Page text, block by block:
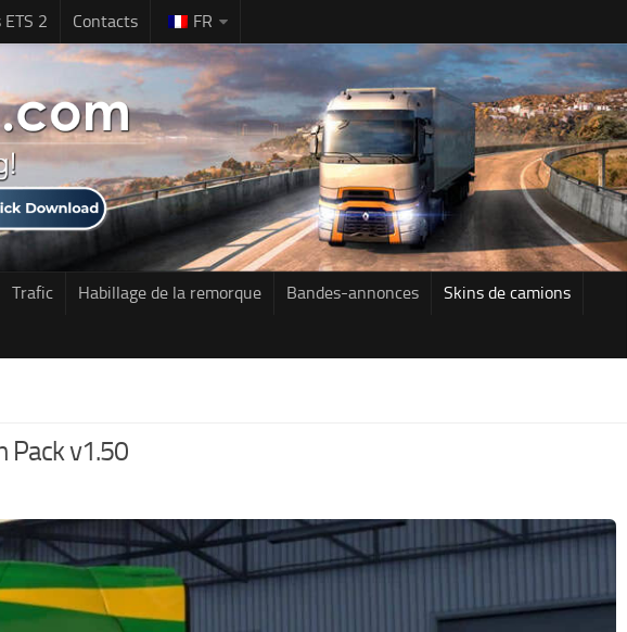
2 Contacts FR
Trafic Habillage de la remorque Bandes-annonces Skins de camions
Pack v1.50